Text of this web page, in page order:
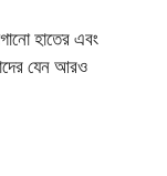
হাতের এবং
যেন আরও